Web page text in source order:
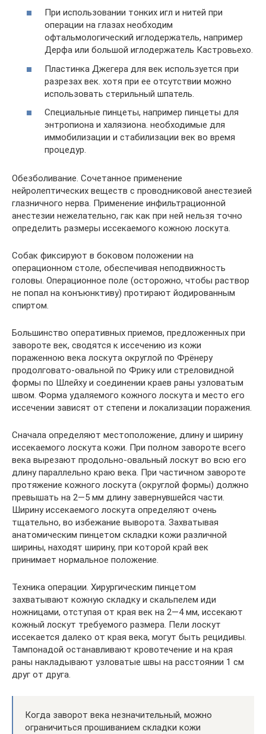
При использовании тонких игл и нитей при
операции на глазах необходим
офтальмологический иглодержатель, например
Дерфа или большой иглодержатель Кастровьехо.
Пластинка Джегера для век используется при
разрезах век. хотя при ее отсутствии можно
использовать стерильный шпатель.
Специальные пинцеты, например пинцеты для
энтропиона и халязиона. необходимые для
иммобилизации и стабилизации век во время
процедур.
Обезболивание. Сочетанное применение
нейролептических веществ с проводниковой анестезией
глазничного нерва. Применение инфильтрационной
анестезии нежелательно, гак как при ней нельзя точно
определить размеры иссекаемого кожною лоскута.
Собак фиксируют в боковом положении на
операционном столе, обеспечивая неподвижность
головы. Операционное поле (осторожно, чтобы раствор
не попал на конъюнктиву) протирают йодированным
спиртом.
Большинство оперативных приемов, предложенных при
завороте век, сводятся к иссечению из кожи
пораженною века лоскута округлой по Фрёнеру
продолговато-овальной по Фрику или стреловидной
формы по Шлейху и соединении краев раны узловатым
швом. Форма удаляемого кожного лоскута и место его
иссечении зависят от степени и локализации поражения.
Сначала определяют местоположение, длину и ширину
иссекаемого лоскута кожи. При полном завороте всего
века вырезают продольно-овальный лоскут во всю его
длину параллельно краю века. При частичном завороте
протяжение кожного лоскута (округлой формы) должно
превышать на 2—5 мм длину завернувшейся части.
Ширину иссекаемого лоскута определяют очень
тщательно, во избежание выворота. Захватывая
анатомическим пинцетом складки кожи различной
ширины, находят ширину, при которой край век
принимает нормальное положение.
Техника операции. Хирургическим пинцетом
захватывают кожную складку и скальпелем иди
ножницами, отступая от края век на 2—4 мм, иссекают
кожный лоскут требуемого размера. Пели лоскут
иссекается далеко от края века, могут быть рецидивы.
Тампонадой останавливают кровотечение и на края
раны накладывают узловатые швы на расстоянии 1 см
друг от друга.
Когда заворот века незначительный, можно
ограничиться прошиванием складки кожи